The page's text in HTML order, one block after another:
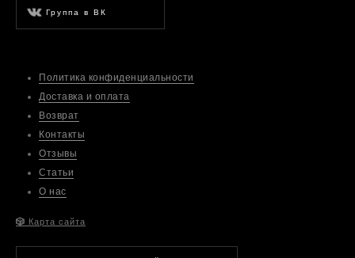
Политика конфиденциальности
Доставка и оплата
Возврат
Контакты
Отзывы
Статьи
О нас
Группа в ВК
🎲 Карта сайта